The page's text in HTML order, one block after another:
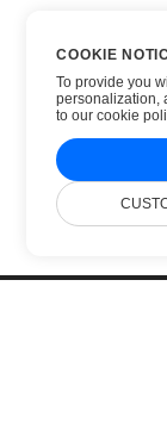
COOKIE
To provide you
personalization,
toour cookie